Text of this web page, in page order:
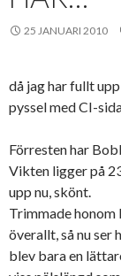
25 JANUARI 2010
då jag har fullt
pyssel med CI-
Förresten har
Vikten ligger på
upp nu, skönt.
Trimmade honom
överallt, så nu ser
blev bara en